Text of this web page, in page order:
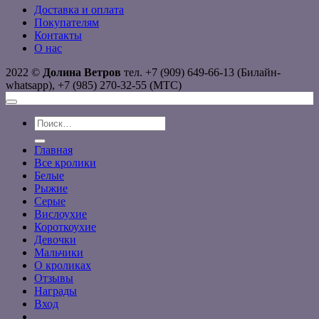
Доставка и оплата
Покупателям
Контакты
О нас
2022 © Долина Ветров тел. +7 (909) 649-66-13 (Билайн-
whatsapp), +7 (985) 270-32-55 (МТС)
Искать:
Главная
Все кролики
Белые
Рыжие
Серые
Вислоухие
Короткоухие
Девочки
Мальчики
О кроликах
Отзывы
Награды
Вход